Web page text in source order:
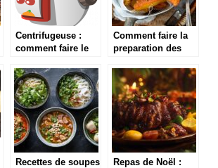
Centrifugeuse :
comment faire le
Comment faire la
preparation des
accompagnees
avec une friteuse ?
Recettes de soupes
Repas de Noël :